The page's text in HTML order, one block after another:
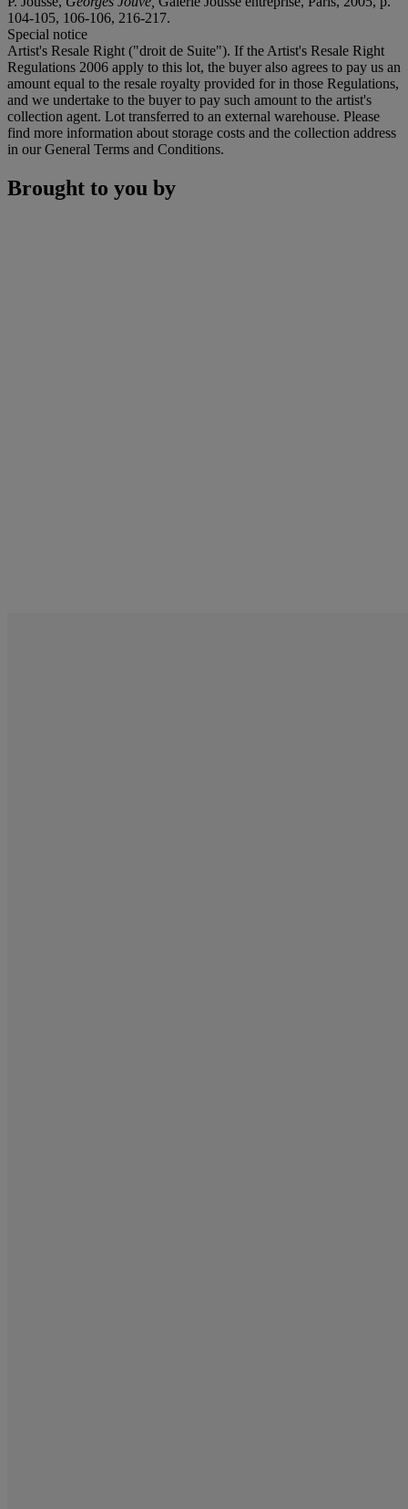
104-105, 106-106, 216-217.
Special notice
Artist's Resale Right ("droit de Suite"). If the Artist's Resale Right
Regulations 2006 apply to this lot, the buyer also agrees to pay us an
amount equal to the resale royalty provided for in those Regulations,
and we undertake to the buyer to pay such amount to the artist's
collection agent. Lot transferred to an external warehouse. Please
find more information about storage costs and the collection address
in our General Terms and Conditions.
Brought to you by